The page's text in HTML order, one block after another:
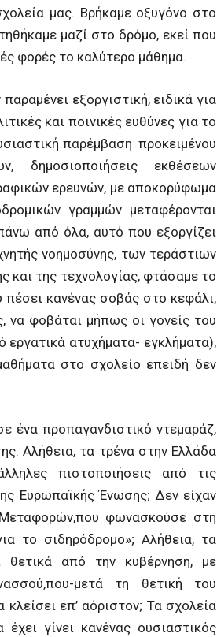
μας. Βρήκαμε οξυγόνο στο
μαζί στο δρόμο, εκεί που
φορές το καλύτερο μάθημα.
εξοργιστική, ειδικά για
και ποινικές ευθύνες για το
παρέμβαση προκειμένου
εκθέσεων
ερευνών, με αποκορύφωμα
γραμμών μεταφέρονται
από όλα, αυτό που εξοργίζει
νοημοσύνης, των τεράστιων
και της τεχνολογίας, φτάσαμε το
κανένας σοβάς στο κεφάλι,
να φοβάται μήπως οι γονείς του
εργατικά ατυχήματα- εγκλήματα),
στο σχολείο επειδή δεν
ένα προπαγανδιστικό ντεμαράζ,
Αλήθεια, τα τρένα στην Ελλάδα
πιστοποιήσεις από τις
Ευρωπαϊκής Ένωσης; Δεν είχαν
Μεταφορών,που φωνασκούσε στη
το σιδηρόδρομο»; Αλήθεια, τα
θετικά από την κυβέρνηση, με
μετά τη θετική του
επ’ αόριστον; Τα σχολεία
γίνει κανένας ουσιαστικός